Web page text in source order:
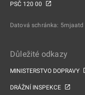
PSČ 120 00
Datová schránka: 5mjaatd
Důležité odkazy
MINISTERSTVO DOPRAVY
DRÁŽNÍ INSPEKCE